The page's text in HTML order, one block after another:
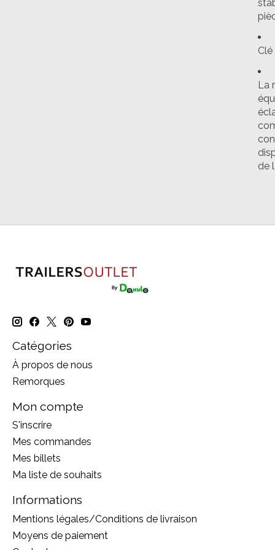
La
de
Catégories
À propos de nous
Remorques
Mon compte
S'inscrire
Mes commandes
Mes billets
Ma liste de souhaits
Informations
Mentions légales/Conditions de livraison
Moyens de paiement